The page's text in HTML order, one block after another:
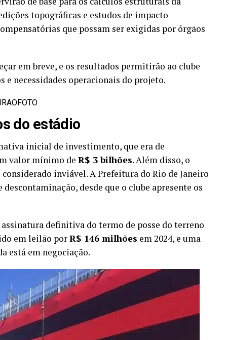
topográficas e estudos de impacto
que possam ser exigidas por órgãos
em breve, e os resultados permitirão ao clube
e necessidades operacionais do projeto.
do estádio
inicial de investimento, que era de
valor mínimo de R$ 3 bilhões. Além disso, o
inviável. A Prefeitura do Rio de Janeiro
desde que o clube apresente os
assinatura definitiva do termo de posse do terreno
em leilão porR$ 146 milhões em 2024, e uma
está em negociação.